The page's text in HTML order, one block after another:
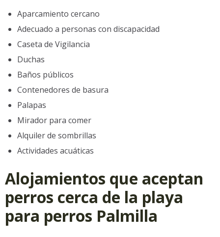
Aparcamiento cercano
Adecuado a personas con discapacidad
Caseta de Vigilancia
Duchas
Baños públicos
Contenedores de basura
Palapas
Mirador para comer
Alquiler de sombrillas
Actividades acuáticas
Alojamientos que aceptan
perros cerca de la playa
para perros Palmilla